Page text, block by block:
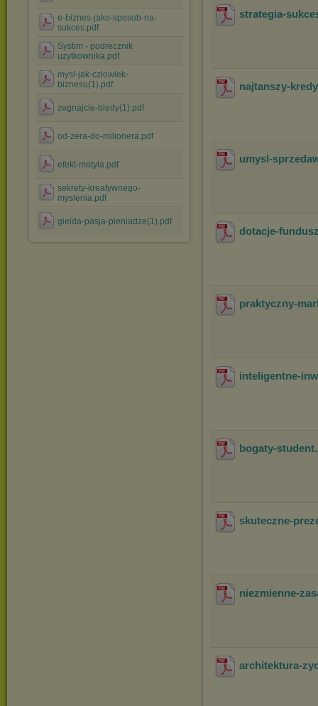
e-biznes-jako-sposob-na-
sukces.pdf
Systim - podrecznik
uzytkownika.pdf
mysl-jak-czlowiek-
biznesu(1).pdf
zegnajcie-bledy(1).pdf
od-zera-do-milionera.pdf
efekt-motyla.pdf
sekrety-kreatywnego-
myslenia.pdf
gielda-pasja-pieniadze(1).pdf
strategia-
najtanszy-
umysl-
dotacje-
praktyczny-
inteligentne-
bogaty-student
skuteczne-
niezmienne-
architektura-